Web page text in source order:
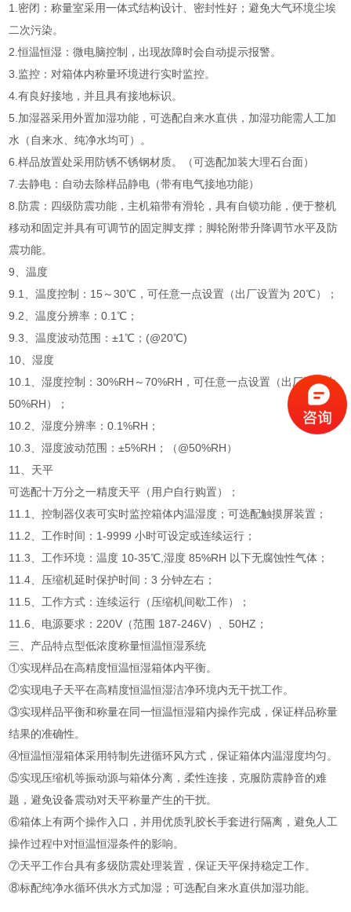
1.密闭：称量室采用一体式结构设计、密封性好；避免大气环境尘埃
二次污染。
2.恒温恒湿：微电脑控制，出现故障时会自动提示报警。
3.监控：对箱体内称量环境进行实时监控。
4.有良好接地，并且具有接地标识。
5.加湿器采用外置加湿功能，可选配自来水直供，加湿功能需人工加
水（自来水、纯净水均可）。
6.样品放置处采用防锈不锈钢材质。（可选配加装大理石台面）
7.去静电：自动去除样品静电（带有电气接地功能）
8.防震：四级防震功能，主机箱带有滑轮，具有自锁功能，便于整机
移动和固定并具有可调节的固定脚支撑；脚轮附带升降调节水平及防
震功能。
9、温度
9.1、温度控制：15～30℃，可任意一点设置（出厂设置为 20℃）；
9.2、温度分辨率：0.1℃；
9.3、温度波动范围：±1℃；(@20℃)
10、湿度
10.1、湿度控制：30%RH～70%RH，可任意一点设置（出厂设置为
50%RH）；
10.2、湿度分辨率：0.1%RH；
10.3、湿度波动范围：±5%RH；（@50%RH）
11、天平
可选配十万分之一精度天平（用户自行购置）；
11.1、控制器仪表可实时监控箱体内温湿度；可选配触摸屏装置；
11.2、工作时间：1-9999 小时可设定或连续运行；
11.3、工作环境：温度 10-35℃,湿度 85%RH 以下无腐蚀性气体；
11.4、压缩机延时保护时间：3 分钟左右；
11.5、工作方式：连续运行（压缩机间歇工作）；
11.6、电源要求：220V（范围 187-246V）、50HZ；
三、产品特点型低浓度称量恒温恒湿系统
①实现样品在高精度恒温恒湿箱体内平衡。
②实现电子天平在高精度恒温恒湿洁净环境内无干扰工作。
③实现样品平衡和称量在同一恒温恒湿箱内操作完成，保证样品称量
结果的准确性。
④恒温恒湿箱体采用特制先进循环风方式，保证箱体内温湿度均匀。
⑤实现压缩机等振动源与箱体分离，柔性连接，克服防震静音的难
题，避免设备震动对天平称量产生的干扰。
⑥箱体上有两个操作入口，并用优质乳胶长手套进行隔离，避免人工
操作过程中对恒温恒湿条件的影响。
⑦天平工作台具有多级防震处理装置，保证天平保持稳定工作。
⑧标配纯净水循环供水方式加湿；可选配自来水直供加湿功能。